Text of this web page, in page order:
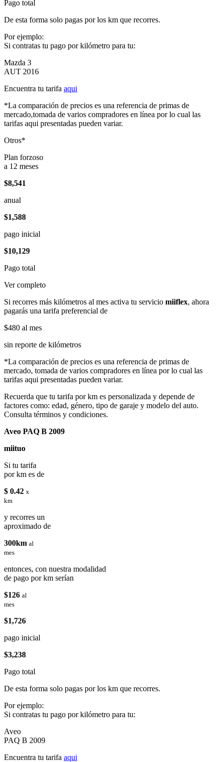
Pago total
De esta forma solo pagas por los km que recorres.
Por ejemplo:
Si contratas tu pago por kilómetro para tu:
Mazda 3
AUT 2016
Encuentra tu tarifa aqui
*La comparación de precios es una referencia de primas de
mercado,tomada de varios compradores en línea por lo cual las
tarifas aqui presentadas pueden variar.
Otros*
Plan forzoso
a 12 meses
$8,541
anual
$1,588
pago inicial
$10,129
Pago total
Ver completo
Si recorres más kilómetros al mes activa tu servicio miiflex, ahora
pagarás una tarifa preferencial de
$480 al mes
sin reporte de kilómetros
*La comparación de precios es una referencia de primas de
mercado, tomada de varios compradores en línea por lo cual las
tarifas aqui presentadas pueden variar.
Recuerda que tu tarifa por km es personalizada y depende de
factores como: edad, género, tipo de garaje y modelo del auto.
Consulta términos y condiciones.
Aveo PAQ B 2009
miituo
Si tu tarifa
por km es de
$ 0.42 x
km
y recorres un
aproximado de
300km al
mes
entonces, con nuestra modalidad
de pago por km serían
$126 al
mes
$1,726
pago inicial
$3,238
Pago total
De esta forma solo pagas por los km que recorres.
Por ejemplo:
Si contratas tu pago por kilómetro para tu:
Aveo
PAQ B 2009
Encuentra tu tarifa aqui